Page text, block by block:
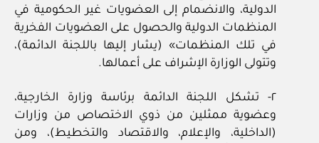
الدولية، والانضمام إلى العضويات غير الحكومية في
المنظمات الدولية والحصول على العضويات الفخرية
في تلك المنظمات» (يشار إليها باللجنة الدائمة)،
وتتولى الوزارة الإشراف على أعمالها.
٢- تشكل اللجنة الدائمة برئاسة وزارة الخارجية،
وعضوية ممثلين من ذوي الاختصاص من وزارات
(الداخلية، والإعلام، والاقتصاد والتخطيط)، ومن